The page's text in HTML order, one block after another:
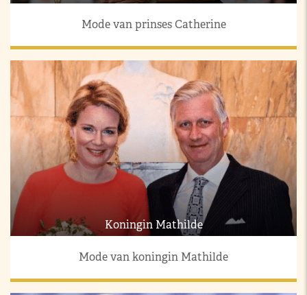
Mode van prinses Catherine
Koningin Mathilde
Mode van koningin Mathilde